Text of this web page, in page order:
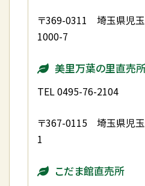
〒369-0311 埼玉県児
1000-7
美里万葉の里直売
TEL 0495-76-2104
〒367-0115 埼玉県児
1
こだま館直売所